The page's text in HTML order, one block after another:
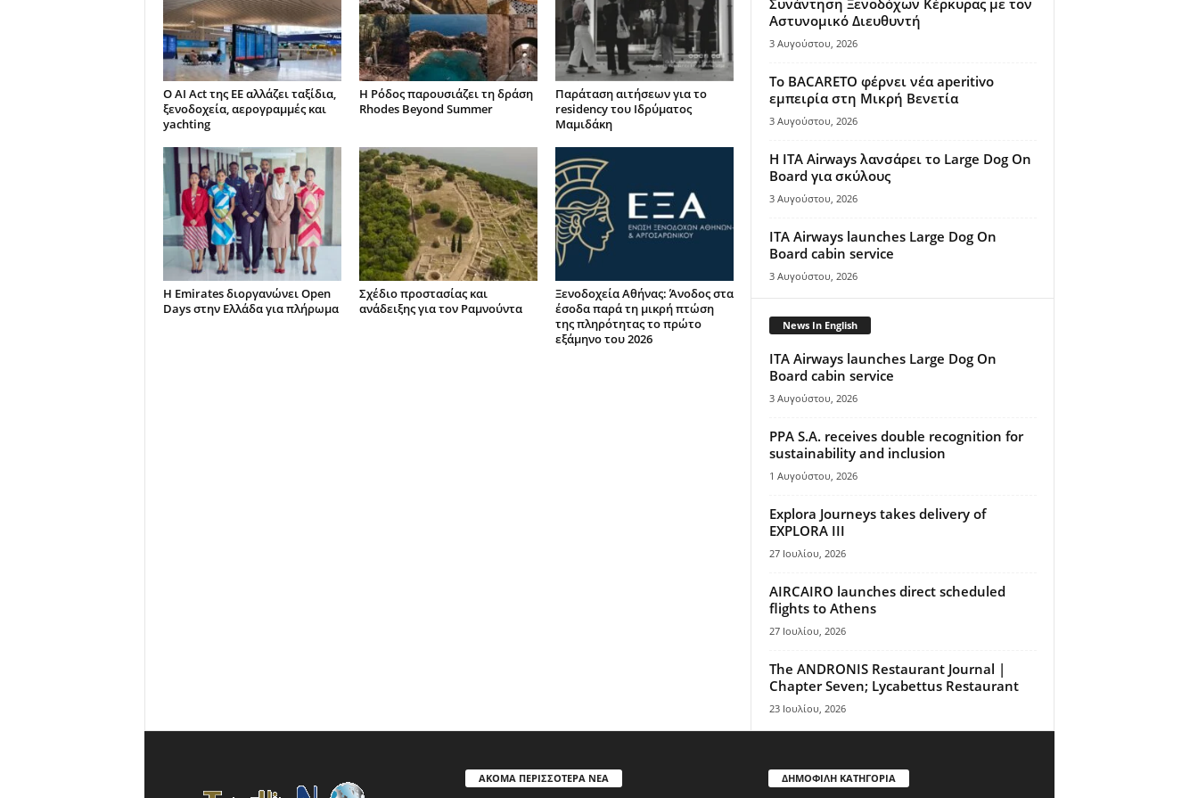
Ο AI Act της ΕΕ αλλάζει ταξίδια,
ξενοδοχεία, αερογραμμές και
yachting
Η Ρόδος παρουσιάζει τη δράση
Rhodes Beyond Summer
Παράταση αιτήσεων για το
residency του Ιδρύματος
Μαμιδάκη
Η Emirates διοργανώνει Open
Days στην Ελλάδα για πλήρωμα
Σχέδιο προστασίας και
ανάδειξης για τον Ραμνούντα
Ξενοδοχεία Αθήνας: Άνοδος στα
έσοδα παρά τη μικρή πτώση
της πληρότητας το πρώτο
εξάμηνο του 2026
Συνάντηση Ξενοδόχων Κέρκυρας με τον
Αστυνομικό Διευθυντή
3 Αυγούστου, 2026
Το BACARETO φέρνει νέα aperitivo
εμπειρία στη Μικρή Βενετία
3 Αυγούστου, 2026
Η ITA Airways λανσάρει το Large Dog On
Board για σκύλους
3 Αυγούστου, 2026
ITA Airways launches Large Dog On
Board cabin service
3 Αυγούστου, 2026
News In English
ITA Airways launches Large Dog On
Board cabin service
3 Αυγούστου, 2026
PPA S.A. receives double recognition for
sustainability and inclusion
1 Αυγούστου, 2026
Explora Journeys takes delivery of
EXPLORA III
27 Ιουλίου, 2026
AIRCAIRO launches direct scheduled
flights to Athens
27 Ιουλίου, 2026
The ANDRONIS Restaurant Journal |
Chapter Seven; Lycabettus Restaurant
23 Ιουλίου, 2026
ΑΚΟΜΑ ΠΕΡΙΣΣΟΤΕΡΑ ΝΕΑ ΔΗΜΟΦΙΛΗ ΚΑΤΗΓΟΡΙΑ